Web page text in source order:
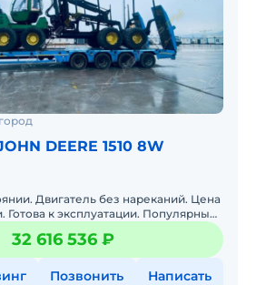
DEERE 1510 8W
Двигатель без нареканий. Цена
Готова к эксплуатации. Популярный
SuperGrip 360 для трелевки
32 616 536 ₽
Позвонить Написать